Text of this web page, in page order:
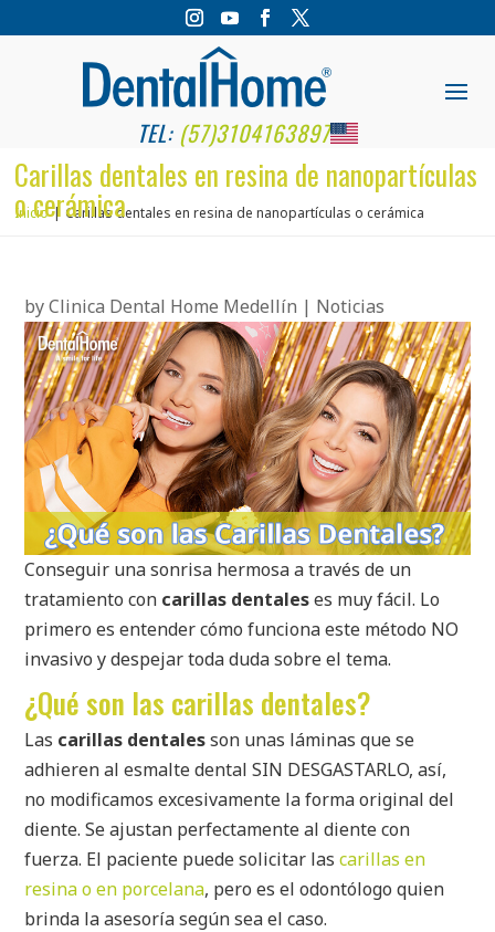
TEL: (57)3104163897
Carillas dentales en resina de nanopartículas
o cerámica
Inicio Carillas dentales en resina de nanopartículas o cerámica
byClinica Dental Home Medellín | Noticias
Conseguir una sonrisa hermosa a través de un
tratamiento con carillas dentaleses muy fácil. Lo
primero es entender cómo funciona este método NO
invasivo y despejar toda duda sobre el tema.
¿Qué son las carillas dentales?
Las carillas dentalesson unas láminas que se
adhieren al esmalte dental SIN DESGASTARLO, así,
no modificamos excesivamente la forma original del
diente. Se ajustan perfectamente al diente con
fuerza. El paciente puede solicitar lascarillas en
resina o en porcelana, pero es el odontólogo quien
brinda la asesoría según sea el caso.